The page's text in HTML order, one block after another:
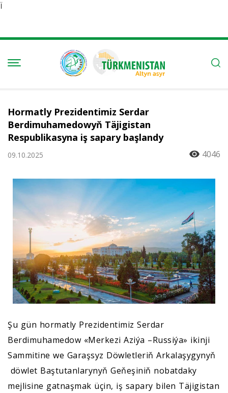
Ï
Hormatly Prezidentimiz Serdar
Berdimuhamedowyň Täjigistan
Respublikasyna iş sapary başlandy
09.10.2025 4046
Şu gün hormatly Prezidentimiz Serdar
Berdimuhamedow «Merkezi Aziýa –Russiýa» ikinji
Sammitine we Garaşsyz Döwletleriň Arkalaşygynyň
döwlet Baştutanlarynyň Geňeşiniň nobatdaky
mejlisine gatnaşmak üçin, iş sapary bilen Täjigistan